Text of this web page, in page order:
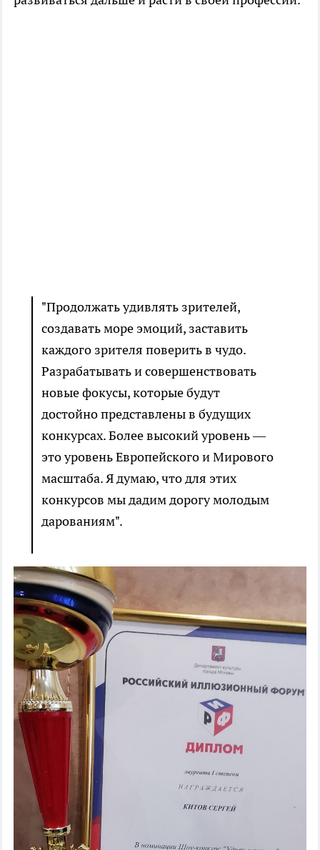
"Продолжать удивлять зрителей,
создавать море эмоций, заставить
каждого зрителя поверить в чудо.
Разрабатывать и совершенствовать
новые фокусы, которые будут
достойно представлены в будущих
конкурсах. Более высокий уровень —
это уровень Европейского и Мирового
масштаба. Я думаю, что для этих
конкурсов мы дадим дорогу молодым
дарованиям".